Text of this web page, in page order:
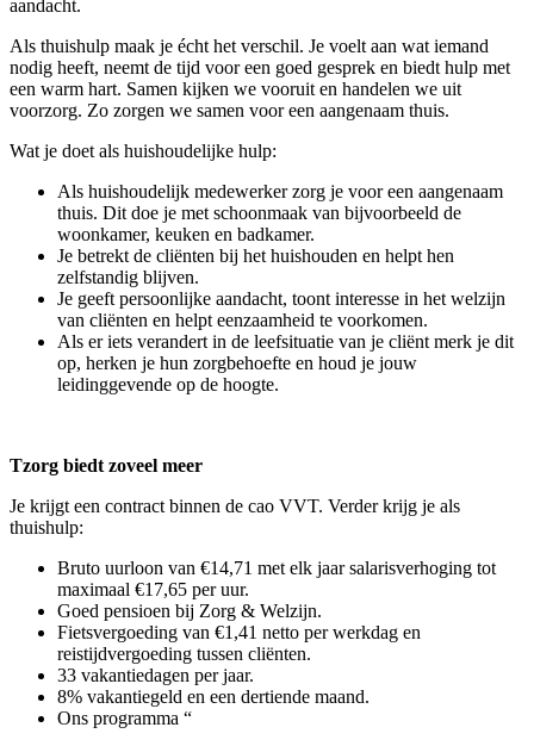
aandacht.
Als thuishulp maak je écht het verschil. Je voelt aan wat iemand
nodig heeft, neemt de tijd voor een goed gesprek en biedt hulp met
een warm hart. Samen kijken we vooruit en handelen we uit
voorzorg. Zo zorgen we samen voor een aangenaam thuis.
Wat je doet als huishoudelijke hulp:
Als huishoudelijk medewerker zorg je voor een aangenaam
thuis. Dit doe je met schoonmaak van bijvoorbeeld de
woonkamer, keuken en badkamer.
Je betrekt de cliënten bij het huishouden en helpt hen
zelfstandig blijven.
Je geeft persoonlijke aandacht, toont interesse in het welzijn
van cliënten en helpt eenzaamheid te voorkomen.
Als er iets verandert in de leefsituatie van je cliënt merk je dit
op, herken je hun zorgbehoefte en houd je jouw
leidinggevende op de hoogte.
Tzorg biedt zoveel meer
Je krijgt een contract binnen de cao VVT. Verder krijg je als
thuishulp:
Bruto uurloon van €14,71 met elk jaar salarisverhoging tot
maximaal €17,65 per uur.
Goed pensioen bij Zorg & Welzijn.
Fietsvergoeding van €1,41 netto per werkdag en
reistijdvergoeding tussen cliënten.
33 vakantiedagen per jaar.
8% vakantiegeld en een dertiende maand.
Ons programma “